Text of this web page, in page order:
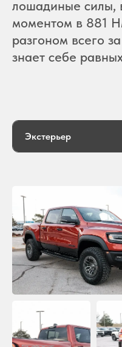
лошадиные силы,
моментом в 881
разгоном всего
знает себе